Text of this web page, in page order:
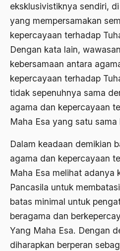
eksklusivistiknya sendiri,
yang mempersamakan
kepercayaan terhadap
Dengan kata lain,
kebersamaan antara
kepercayaan terhadap
tidak sepenuhnya sama
agama dan kepercayaan
Maha Esa yang satu
Dalam keadaan demikian
agama dan kepercayaan
Maha Esa melihat adanya
Pancasila untuk
batas minimal untuk
beragama dan
Yang Maha Esa. Dengan
diharapkan berperan
1974
1972
1971
Agama & Negara
Agama Asli
Agama dan Negara
Agama dan negaraa
Agama dan Pemerintah
Agama dan Politik
Agama dan Praktis
Agama Demokrasi
Agama di Asia
agama elitis
Agama Hukum